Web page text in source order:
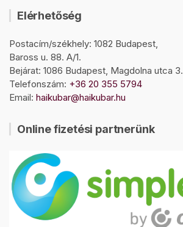
Elérhetőség
Postacím/székhely: 1082 Budapest,
Baross u. 88. A/1.
Bejárat: 1086 Budapest, Magdolna utca 3.
Telefonszám: +36 20 355 5794
Email: haikubar@haikubar.hu
Online fizetési partnerünk